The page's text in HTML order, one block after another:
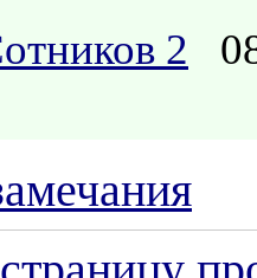
2